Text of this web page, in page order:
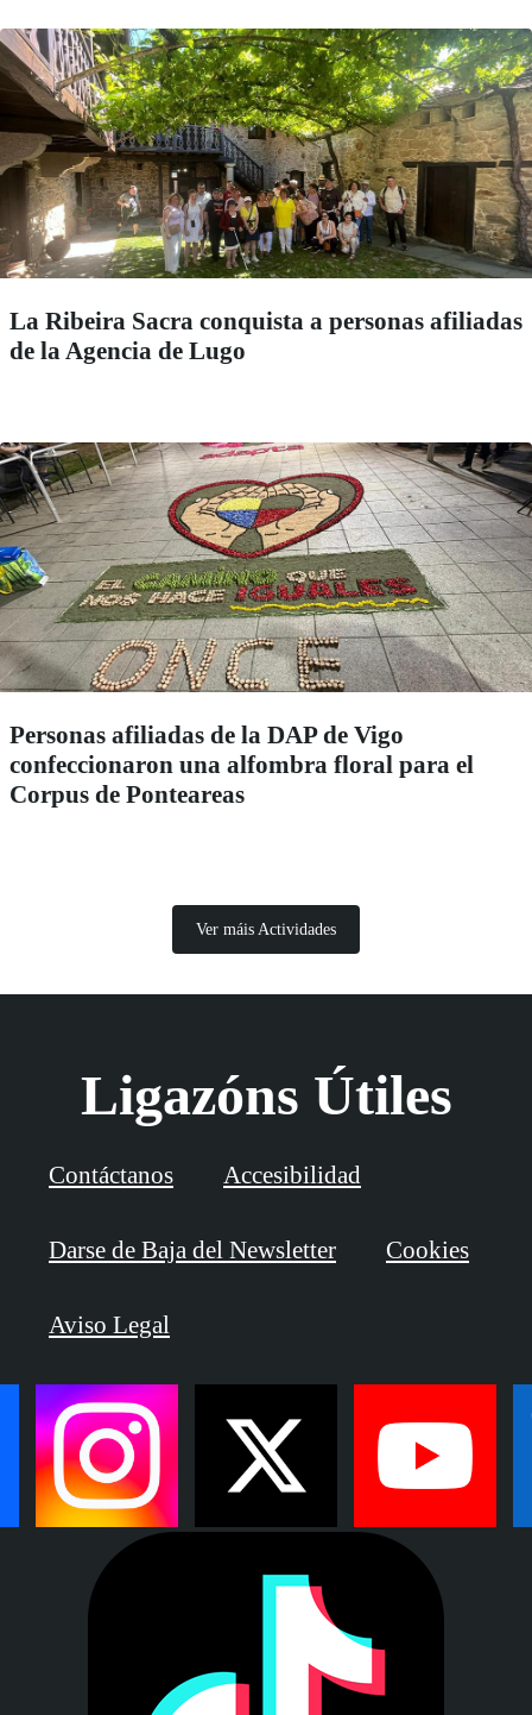
La Ribeira Sacra conquista a personas afiliadas
de la Agencia de Lugo
Personas afiliadas de la DAP de Vigo
confeccionaron una alfombra floral para el
Corpus de Ponteareas
Ver máis Actividades
Ligazóns Útiles
Contáctanos Accesibilidad
Darse de Baja del Newsletter Cookies
Aviso Legal